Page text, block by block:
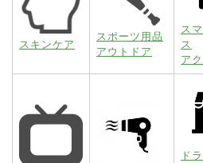
スキンケア
スポーツ用品
アウトドア
ス
ス
ア
ド